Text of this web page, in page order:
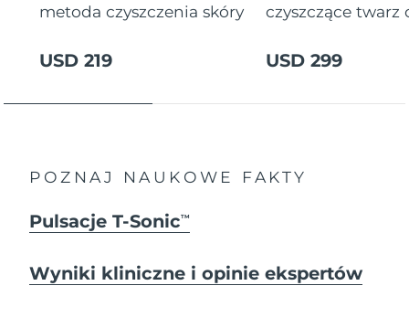
metoda czyszczenia skóry
USD 219
czyszczące twarz
USD 299
POZNAJ NAUKOWE FAKTY
Pulsacje T-SonicTM
Wyniki kliniczne i opinie ekspertów